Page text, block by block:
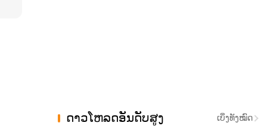
ດາວໂຫລດອັນດັບສູງ ເບິ່ງທັງໝົດ